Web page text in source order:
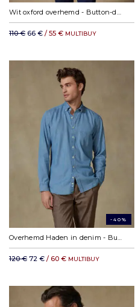
Wit oxford overhemd - Button-down kraag
110 € 66 € / 55 € MULTIBUY
-40%
Overhemd Haden in denim - Button-down kraag
120 € 72 € / 60 € MULTIBUY